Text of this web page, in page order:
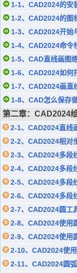
1-1、CAD2024的安
1-2、CAD2024的图
1-3、CAD2024开始
1-4、CAD2024命令
1-5、CAD直线画图
1-6、CAD2024如何
1-7、CAD2024画直
1-8、CAD怎么保存
第二章：CAD2024
2-1、CAD2024直线
2-2、CAD2024相对
2-3、CAD2024多段
2-4、CAD2024多段
2-5、CAD2024多段
2-6、CAD2024多段
2-7、CAD2024圆工
2-8、CAD2024使用
2-9、CAD2024使用
2-10、CAD2024使
2-11、CAD2024圆